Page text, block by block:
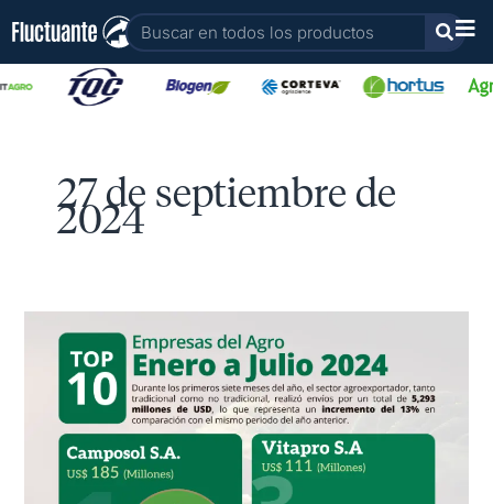
contenido
Buscar
27 de septiembre de
2024
empresas
Agroexportadoras
enero